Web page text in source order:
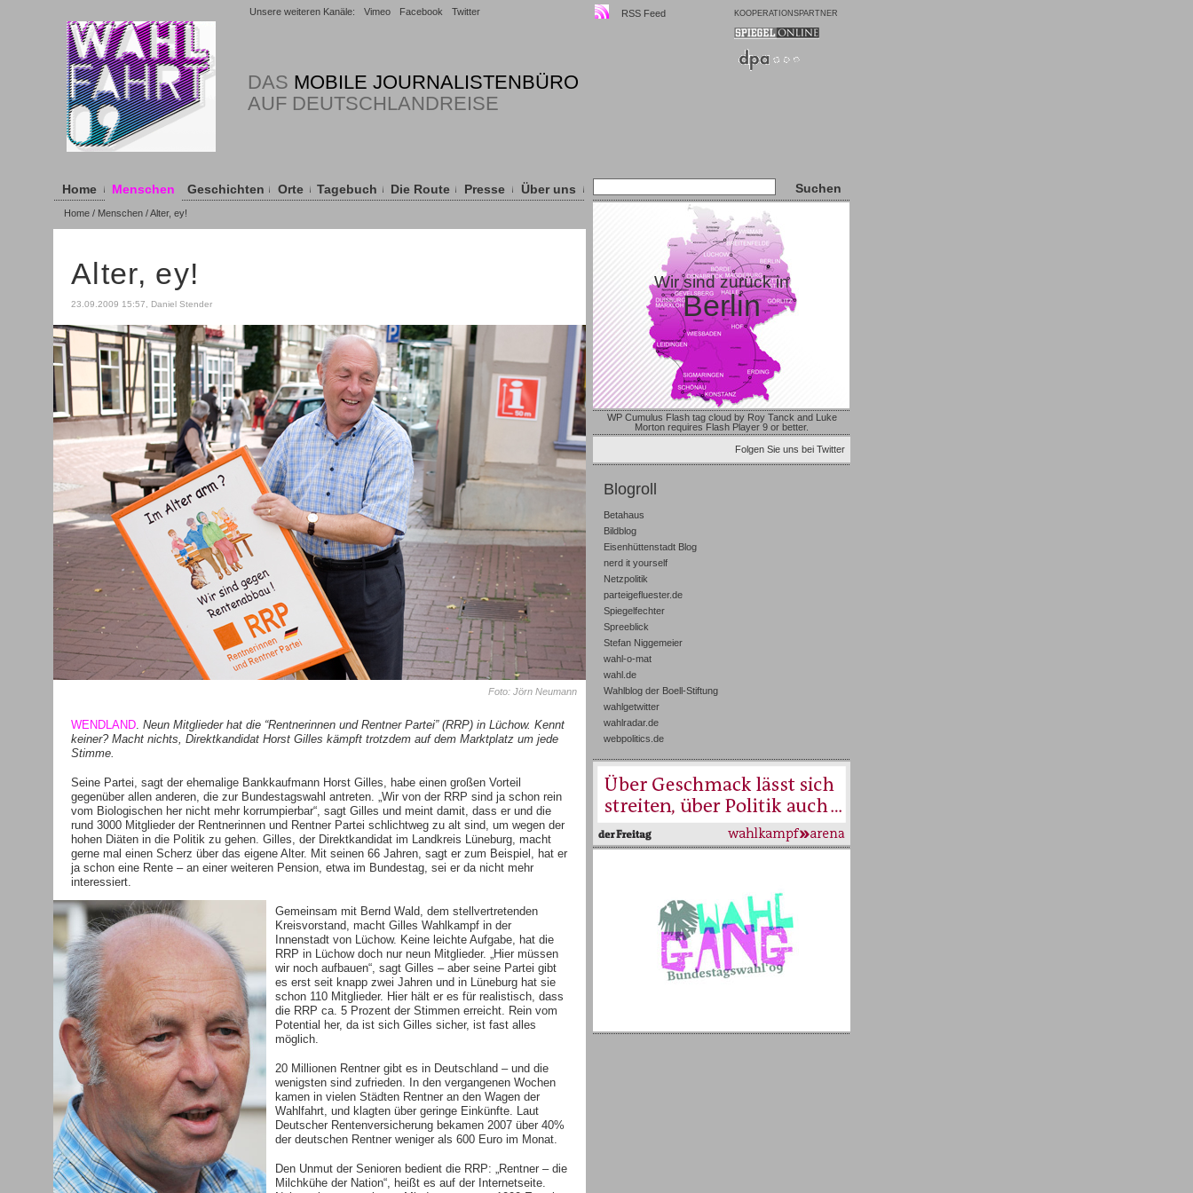
Unsere weiteren Kanäle: Vimeo Facebook Twitter RSS Feed KOOPERATIONSPARTNER
DAS MOBILE JOURNALISTENBÜRO
AUF DEUTSCHLANDREISE
Home Menschen Geschichten Orte Tagebuch Die Route Presse Über uns
Home / Menschen / Alter, ey!
Alter, ey!
23.09.2009 15:57, Daniel Stender
Foto: Jörn Neumann
WENDLAND. Neun Mitglieder hat die “Rentnerinnen und Rentner Partei” (RRP) in Lüchow. Kennt
keiner? Macht nichts, Direktkandidat Horst Gilles kämpft trotzdem auf dem Marktplatz um jede
Stimme.
Seine Partei, sagt der ehemalige Bankkaufmann Horst Gilles, habe einen großen Vorteil
gegenüber allen anderen, die zur Bundestagswahl antreten. „Wir von der RRP sind ja schon rein
vom Biologischen her nicht mehr korrumpierbar“, sagt Gilles und meint damit, dass er und die
rund 3000 Mitglieder der Rentnerinnen und Rentner Partei schlichtweg zu alt sind, um wegen der
hohen Diäten in die Politik zu gehen. Gilles, der Direktkandidat im Landkreis Lüneburg, macht
gerne mal einen Scherz über das eigene Alter. Mit seinen 66 Jahren, sagt er zum Beispiel, hat er
ja schon eine Rente – an einer weiteren Pension, etwa im Bundestag, sei er da nicht mehr
interessiert.
Gemeinsam mit Bernd Wald, dem stellvertretenden
Kreisvorstand, macht Gilles Wahlkampf in der
Innenstadt von Lüchow. Keine leichte Aufgabe, hat die
RRP in Lüchow doch nur neun Mitglieder. „Hier müssen
wir noch aufbauen“, sagt Gilles – aber seine Partei gibt
es erst seit knapp zwei Jahren und in Lüneburg hat sie
schon 110 Mitglieder. Hier hält er es für realistisch, dass
die RRP ca. 5 Prozent der Stimmen erreicht. Rein vom
Potential her, da ist sich Gilles sicher, ist fast alles
möglich.
20 Millionen Rentner gibt es in Deutschland – und die
wenigsten sind zufrieden. In den vergangenen Wochen
kamen in vielen Städten Rentner an den Wagen der
Wahlfahrt, und klagten über geringe Einkünfte. Laut
Deutscher Rentenversicherung bekamen 2007 über 40%
der deutschen Rentner weniger als 600 Euro im Monat.
Den Unmut der Senioren bedient die RRP: „Rentner – die
Milchkühe der Nation“, heißt es auf der Internetseite.
Wir sind zurück in
Berlin
WP Cumulus Flash tag cloud by Roy Tanck and Luke
Morton requires Flash Player 9 or better.
Folgen Sie uns bei Twitter
Blogroll
Betahaus
Bildblog
Eisenhüttenstadt Blog
nerd it yourself
Netzpolitik
parteigefluester.de
Spiegelfechter
Spreeblick
Stefan Niggemeier
wahl-o-mat
wahl.de
Wahlblog der Boell-Stiftung
wahlgetwitter
wahlradar.de
webpolitics.de